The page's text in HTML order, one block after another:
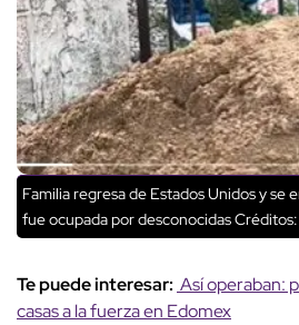
Familia regresa de Estados Unidos y se
fue ocupada por desconocidas
Te puede interesar: Así operaban:
casas a la fuerza en Edomex